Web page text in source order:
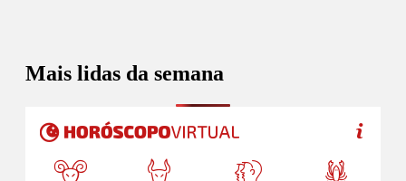
Mais lidas da semana